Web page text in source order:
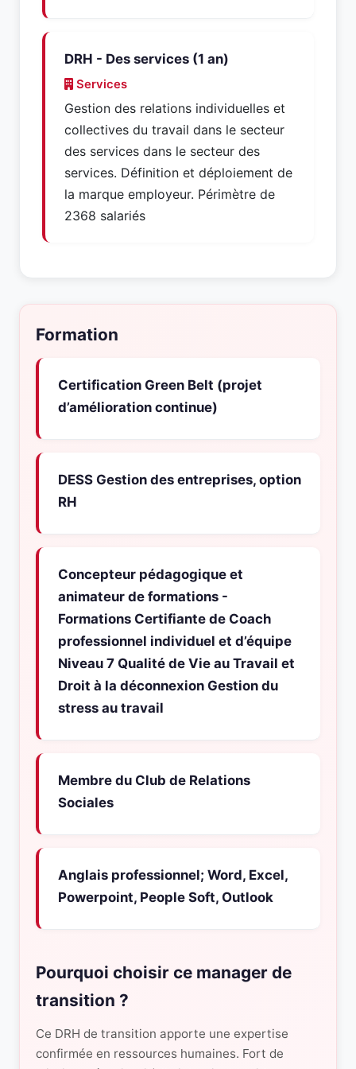
DRH - Des services (1 an)
Services
Gestion des relations individuelles et
collectives du travail dans le secteur
des services dans le secteur des
services. Définition et déploiement de
la marque employeur. Périmètre de
2368 salariés
Formation
Certification Green Belt (projet
d’amélioration continue)
DESS Gestion des entreprises, option
RH
Concepteur pédagogique et
animateur de formations -
Formations Certifiante de Coach
professionnel individuel et d’équipe
Niveau 7 Qualité de Vie au Travail et
Droit à la déconnexion Gestion du
stress au travail
Membre du Club de Relations
Sociales
Anglais professionnel; Word, Excel,
Powerpoint, People Soft, Outlook
Pourquoi choisir ce manager de
transition ?
Ce DRH de transition apporte une expertise
confirmée en ressources humaines. Fort de